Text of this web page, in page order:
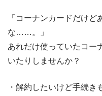
「コーナンカードだけ
な……。」
あれだけ使っていたコー
いたりしませんか？
・解約したいけど手続き